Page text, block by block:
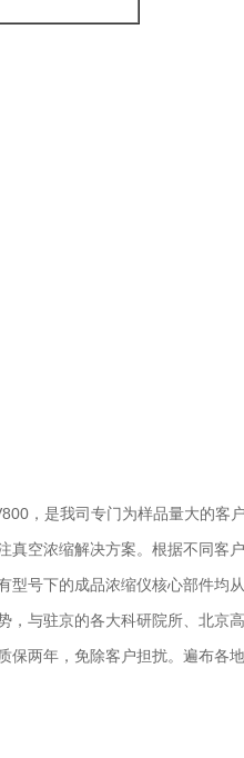
，是我司专门为样品量大的客
空浓缩解决方案。根据不同客
型号下的成品浓缩仪核心部件均
与驻京的各大科研院所、北京高
两年，免除客户担扰。遍布各